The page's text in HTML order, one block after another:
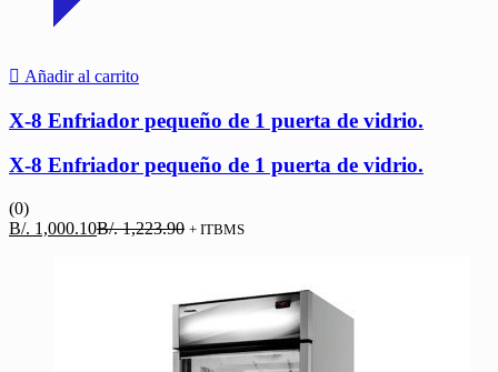
Añadir al carrito
X-8 Enfriador pequeño de 1 puerta de vidrio.
X-8 Enfriador pequeño de 1 puerta de vidrio.
(0)
B/. 1,000.10El
B/. 1,000.10.
B/.1,223.90 El
B/. 1,223.90.
+ ITBMS